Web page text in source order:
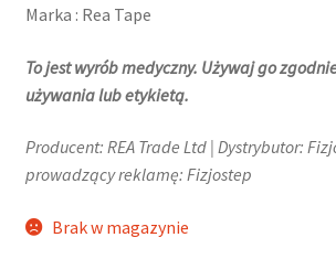
Marka : Rea Tape
To jest wyrób medyczny. Używaj go
używania lub etykietą.
Producent: REA Trade Ltd | Dystrybutor:
prowadzący reklamę: Fizjostep
Brak w magazynie